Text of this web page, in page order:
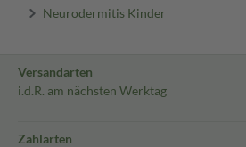
Neurodermitis Kinder
Versandarten
i.d.R. am nächsten Werktag
Zahlarten